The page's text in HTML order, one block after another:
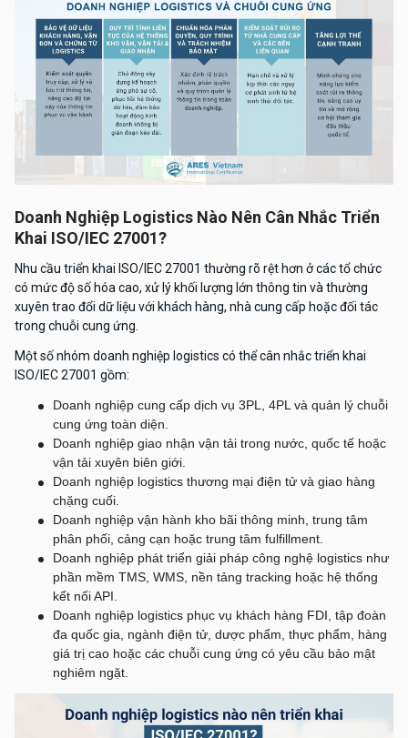
Doanh Nghiệp Logistics Nào Nên Cân Nhắc Triển
Khai ISO/IEC 27001?
Nhu cầu triển khai ISO/IEC 27001 thường rõ rệt hơn ở các tổ chức
có mức độ số hóa cao, xử lý khối lượng lớn thông tin và thường
xuyên trao đổi dữ liệu với khách hàng, nhà cung cấp hoặc đối tác
trong chuỗi cung ứng.
Một số nhóm doanh nghiệp logistics có thể cân nhắc triển khai
ISO/IEC 27001 gồm:
Doanh nghiệp cung cấp dịch vụ 3PL, 4PL và quản lý chuỗi
cung ứng toàn diện.
Doanh nghiệp giao nhận vận tải trong nước, quốc tế hoặc
vận tải xuyên biên giới.
Doanh nghiệp logistics thương mại điện tử và giao hàng
chặng cuối.
Doanh nghiệp vận hành kho bãi thông minh, trung tâm
phân phối, cảng cạn hoặc trung tâm fulfillment.
Doanh nghiệp phát triển giải pháp công nghệ logistics như
phần mềm TMS, WMS, nền tảng tracking hoặc hệ thống
kết nối API.
Doanh nghiệp logistics phục vụ khách hàng FDI, tập đoàn
đa quốc gia, ngành điện tử, dược phẩm, thực phẩm, hàng
giá trị cao hoặc các chuỗi cung ứng có yêu cầu bảo mật
nghiêm ngặt.